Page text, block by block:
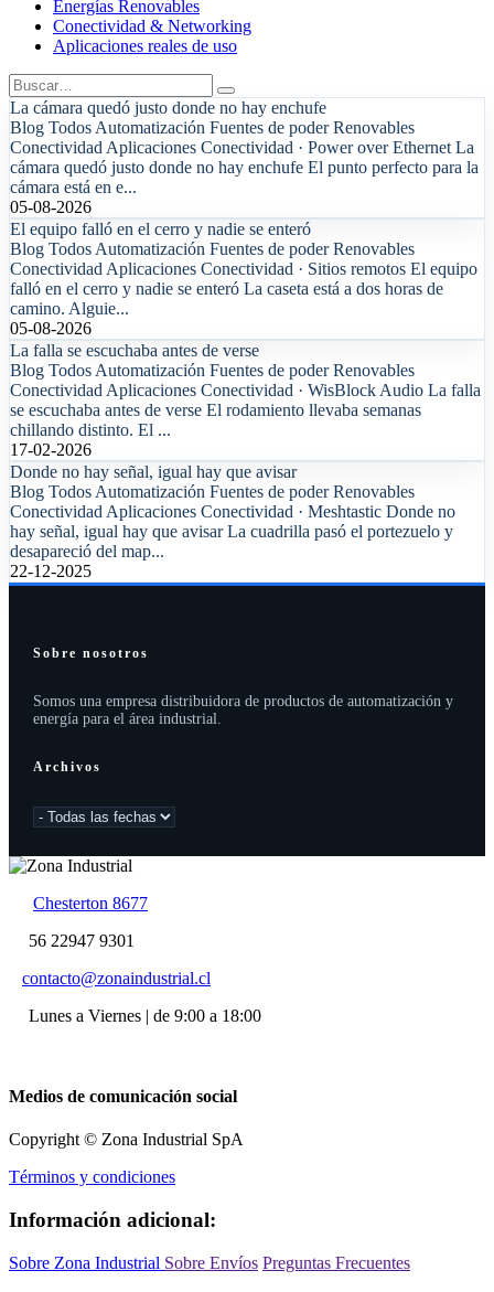
Energías Renovables
Conectividad & Networking
Aplicaciones reales de uso
La cámara quedó justo donde no hay enchufe
Blog Todos Automatización Fuentes de poder Renovables
Conectividad Aplicaciones Conectividad · Power over Ethernet La
cámara quedó justo donde no hay enchufe El punto perfecto para la
cámara está en e...
05-08-2026
El equipo falló en el cerro y nadie se enteró
Blog Todos Automatización Fuentes de poder Renovables
Conectividad Aplicaciones Conectividad · Sitios remotos El equipo
falló en el cerro y nadie se enteró La caseta está a dos horas de
camino. Alguie...
05-08-2026
La falla se escuchaba antes de verse
Blog Todos Automatización Fuentes de poder Renovables
Conectividad Aplicaciones Conectividad · WisBlock Audio La falla
se escuchaba antes de verse El rodamiento llevaba semanas
chillando distinto. El ...
17-02-2026
Donde no hay señal, igual hay que avisar
Blog Todos Automatización Fuentes de poder Renovables
Conectividad Aplicaciones Conectividad · Meshtastic Donde no
hay señal, igual hay que avisar La cuadrilla pasó el portezuelo y
desapareció del map...
22-12-2025
Sobre nosotros
Somos una empresa distribuidora de productos de automatización y
energía para el área industrial.
Archivos
Chesterton 8677
56 22947 9301
contacto@zonaindustrial.cl
Lunes a Viernes | de 9:00 a 18:00
Medios de comunicación social
Copyright © Zona Industrial SpA
Términos y condiciones
Información adicional:
Sobre Zona Industrial Sobre Envíos Preguntas Frecuentes